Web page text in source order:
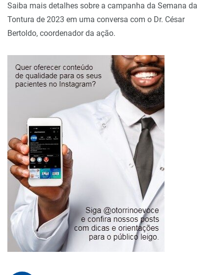
Saiba mais detalhes sobre a campanha da Semana da
Tontura de 2023 em uma conversa com o Dr. César
Bertoldo, coordenador da ação.